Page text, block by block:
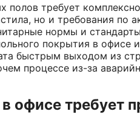
требует
но и требования по
нормы и
покрытия в офисе
быстрым выходом из
процессе из-за
офисе требует